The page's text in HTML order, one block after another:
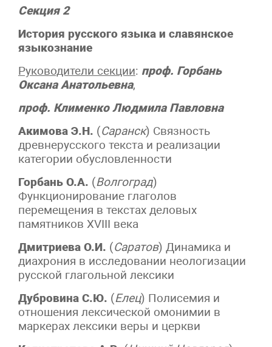
Секция 2
История русского языка и славянское
языкознание
Руководители секции: проф. Горбань
Оксана Анатольевна,
проф. Клименко Людмила Павловна
Акимова Э.Н. (Саранск) Связность
древнерусского текста и реализации
категории обусловленности
Горбань О.А. (Волгоград)
Функционирование глаголов
перемещения в текстах деловых
памятников XVIII века
Дмитриева О.И. (Саратов) Динамика и
диахрония в исследовании неологизации
русской глагольной лексики
Дубровина С.Ю. (Елец) Полисемия и
отношения лексической омонимии в
маркерах лексики веры и церкви